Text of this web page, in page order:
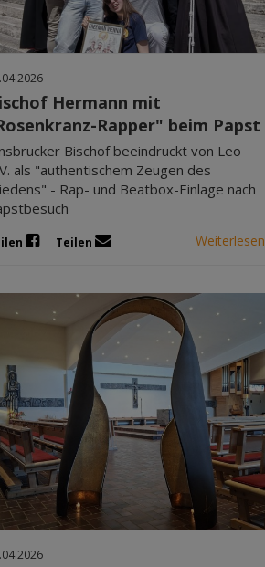
Dez 2025
Nov 2025
Hermann mit
Rapper" beim Papst
Bischof beeindruckt von Leo
als "authentischem Zeugen des
- Rap- und Beatbox-Einlage nach
Teilen Weiterlesen